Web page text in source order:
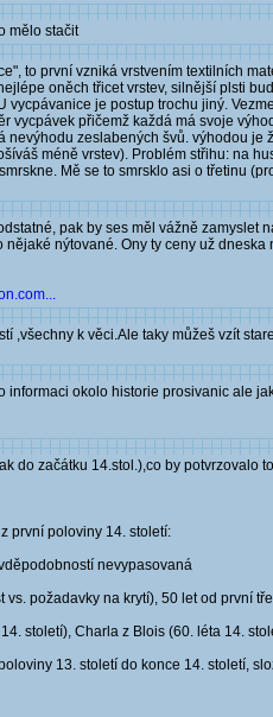
mělo stačit
to první vzniká vrstvením textilních
oněch třicet vrstev, silnější plsti
je postup trochu jiný.
vycpávek přičemž každá má svoje
zeslabených švů. výhodou je
méně vrstev). Problém střihu: na
Mě se to smrsklo asi o třetinu
pak by ses měl vážně zamyslet
nýtované. Ony ty ceny už
,všechny k věci.Ale taky můžeš vzít
okolo historie prosivanic ale
do začátku 14.stol.),co by potvrzovalo
první poloviny 14. století:
nevypasovaná
požadavky na krytí), 50 let od první
století), Charla z Blois (60. léta 14.
13. století do konce 14. století,